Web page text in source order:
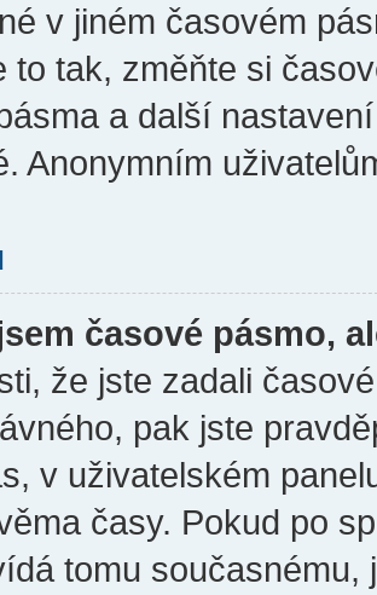
v jiném časovém
to tak, změňte si
a další
Anonymním
časové pásmo,
že jste zadali
pak jste
v uživatelském
časy. Pokud po
tomu